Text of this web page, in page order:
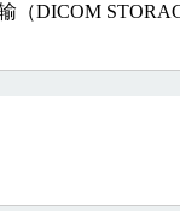
DICOM